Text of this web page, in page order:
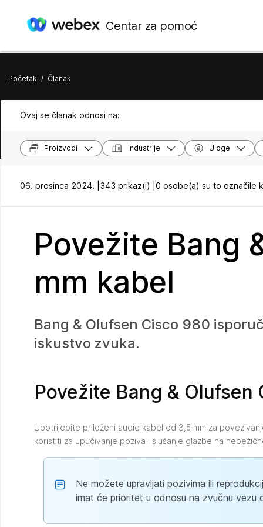
Centar za pomoć
Početak / Članak
Ovaj se članak odnosi na:
Proizvodi Industrije Uloge
06. prosinca 2024. | 343 prikaz(i) | 0 osobe(a) su to označile
Povežite Bang
mm kabel
Bang & Olufsen Cisco 980
iskustvo zvuka.
Povežite Bang &
Upotrijebite priloženi audio kabel od 3,5 mm za
koristiti za upućivanje poziva i slušanje glazbe na
Ne možete upravljati pozivima ili
imat će prioritet u odnosu na zvučnu vezu